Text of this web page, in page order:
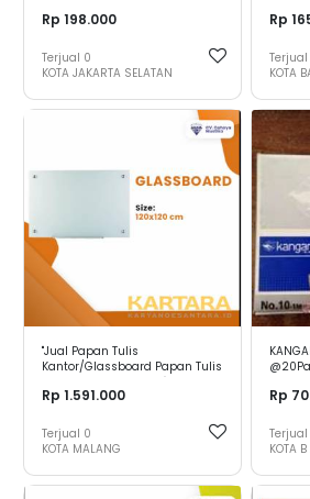
Rp 198.000
Terjual 0
KOTA JAKARTA SELATAN
Rp
Terjual
KOTA
"Jual Papan Tulis
Kantor/Glassboard Papan Tulis
Kaca Uk. 120 x 120 cm"
Rp 1.591.000
Terjual 0
KOTA MALANG
Rp
Terjual
KOTA